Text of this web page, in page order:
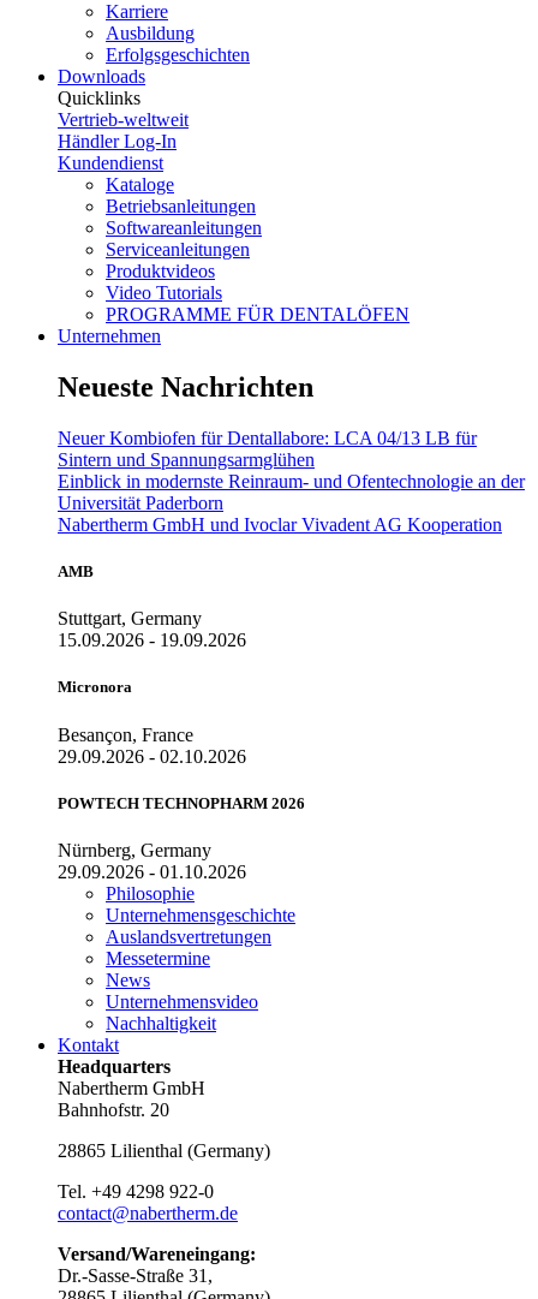
Karriere
Ausbildung
Erfolgsgeschichten
Downloads
Quicklinks
Vertrieb-weltweit
Händler Log-In
Kundendienst
Kataloge
Betriebsanleitungen
Softwareanleitungen
Serviceanleitungen
Produktvideos
Video Tutorials
PROGRAMME FÜR DENTALÖFEN
Unternehmen
Neueste Nachrichten
Neuer Kombiofen für Dentallabore: LCA 04/13 LB für
Sintern und Spannungsarmglühen
Einblick in modernste Reinraum- und Ofentechnologie an der
Universität Paderborn
Nabertherm GmbH und Ivoclar Vivadent AG Kooperation
AMB
Stuttgart, Germany
15.09.2026 - 19.09.2026
Micronora
Besançon, France
29.09.2026 - 02.10.2026
POWTECH TECHNOPHARM 2026
Nürnberg, Germany
29.09.2026 - 01.10.2026
Philosophie
Unternehmensgeschichte
Auslandsvertretungen
Messetermine
News
Unternehmensvideo
Nachhaltigkeit
Kontakt
Headquarters
Nabertherm GmbH
Bahnhofstr. 20
28865 Lilienthal (Germany)
Tel. +49 4298 922-0
contact@nabertherm.de
Versand/Wareneingang:
Dr.-Sasse-Straße 31,